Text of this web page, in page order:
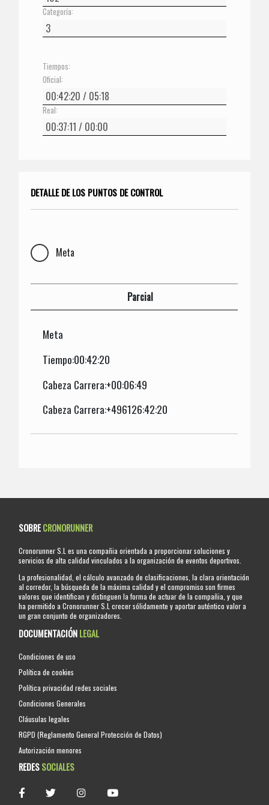
Categoría:
Tiempos:
Oficial:
Real:
DETALLE DE LOS PUNTOS DE CONTROL
Meta
Parcial
Meta
Tiempo:00:42:20
Cabeza Carrera:+00:06:49
Cabeza Carrera:+496126:42:20
SOBRECRONORUNNER
Cronorunner S.L es una compañia orientada a proporcionar soluciones y
servicios de alta calidad vinculados a la organización de eventos deportivos.
La profesionalidad, el cálculo avanzado de clasificaciones, la clara orientación
al corredor, la búsqueda de la máxima calidad y el compromiso son firmes
valores que identifican y distinguen la forma de actuar de la compañia, y que
ha permitido a Cronorunner S.L crecer sólidamente y aportar auténtico valor a
un gran conjunto de organizadores.
DOCUMENTACIÓNLEGAL
Condiciones de uso
Política de cookies
Política privacidad redes sociales
Condiciones Generales
Cláusulas legales
RGPD (Reglamento General Protección de Datos)
Autorización menores
REDESSOCIALES